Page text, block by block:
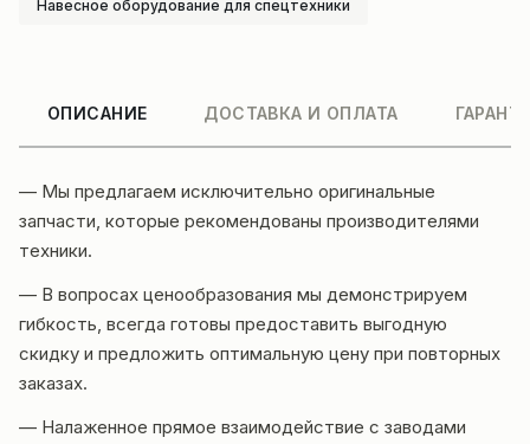
Навесное оборудование для спецтехники
ОПИСАНИЕ ДОСТАВКА И ОПЛАТА
— Мы предлагаем исключительно оригинальные
запчасти, которые рекомендованы производителями
техники.
— В вопросах ценообразования мы демонстрируем
гибкость, всегда готовы предоставить выгодную
скидку и предложить оптимальную цену при повторных
заказах.
— Налаженное прямое взаимодействие с заводами